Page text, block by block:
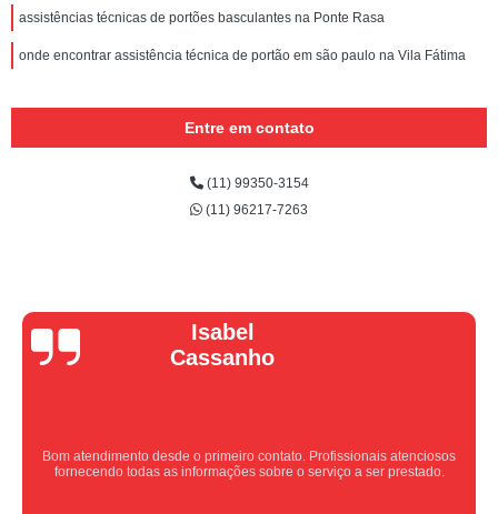
assistências técnicas de portões basculantes na Ponte Rasa
onde encontrar assistência técnica de portão em são paulo na Vila Fátima
Entre em contato
(11) 99350-3154
(11) 96217-7263
Vera Maria
Equipe nota 10, trabalho rápido com excelência , super organizados.
Super indico.